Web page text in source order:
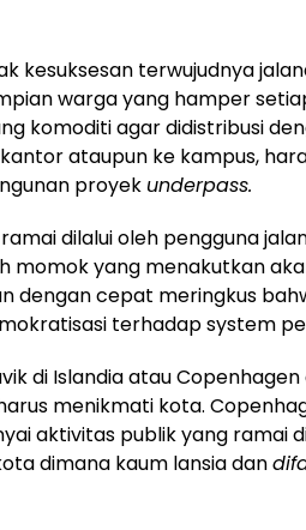
kesuksesan terwujudnya
warga yang hamper
komoditi agar didistribusi
ataupun ke kampus,
proyek underpass.
dilalui oleh pengguna
momok yang menakutkan
dengan cepat meringkus
terhadap system
di Islandia atau
menikmati kota.
aktivitas publik yang ramai
dimana kaum lansia dan